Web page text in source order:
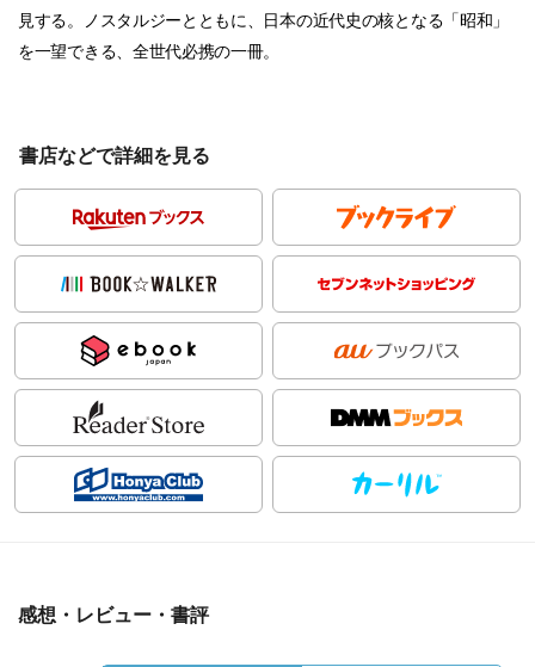
見する。ノスタルジーとともに、日本の近代史の核となる「昭和」
を一望できる、全世代必携の一冊。
書店などで詳細を見る
感想・レビュー・書評